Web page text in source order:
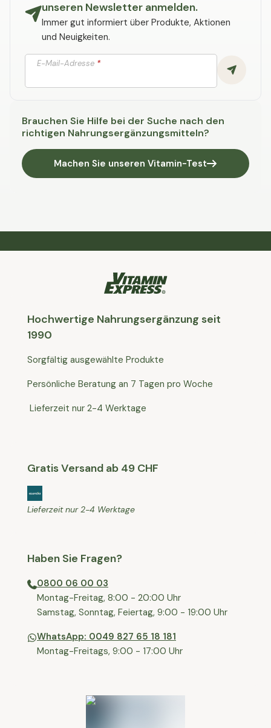
unseren Newsletter anmelden.
Immer gut informiert über Produkte, Aktionen
und Neuigkeiten.
E-Mail-Adresse *
Brauchen Sie Hilfe bei der Suche nach den
richtigen Nahrungsergänzungsmitteln?
Machen Sie unseren Vitamin-Test
Hochwertige Nahrungsergänzung seit
1990
Sorgfältig ausgewählte Produkte
Persönliche Beratung an 7 Tagen pro Woche
Lieferzeit nur 2-4 Werktage
Gratis Versand ab 49 CHF
Lieferzeit nur 2-4 Werktage
Haben Sie Fragen?
0800 06 00 03
⁠Montag-Freitag, 8:00 - 20:00 Uhr
⁠Samstag, Sonntag, Feiertag, 9:00 - 19:00 Uhr
WhatsApp: 0049 827 65 18 181
Montag-Freitags, 9:00 - 17:00 Uhr